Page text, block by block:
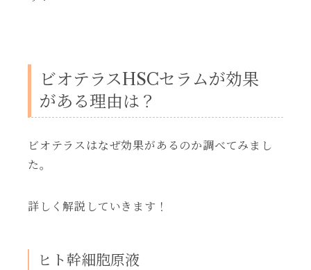
ビオテラスHSCセラムが効果
がある理由は？
ビオテラスはなぜ効果があるのか調べてみまし
た。
詳しく解説していきます！
ヒト幹細胞原液